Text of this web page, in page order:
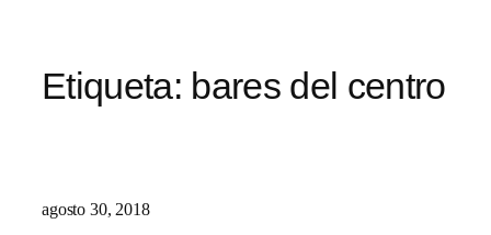
Etiqueta: bares del centro
agosto 30, 2018